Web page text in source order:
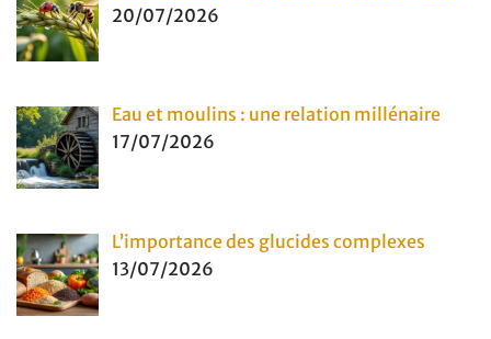
20/07/2026
Eau et moulins : une relation millénaire
17/07/2026
L’importance des glucides complexes
13/07/2026